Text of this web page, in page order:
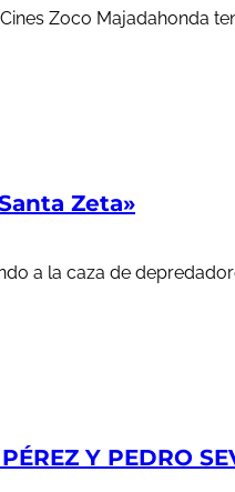
Zoco Majadahonda
Zeta»
a la caza de
PÉREZ Y PEDRO